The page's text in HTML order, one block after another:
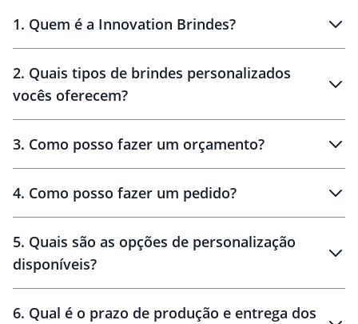
1. Quem é a Innovation Brindes?
Brindes personalizados
2. Quais tipos de brindes personalizados
vocês oferecem?
personalizados
3. Como posso fazer um orçamento?
brinde
personalização
4. Como posso fazer um pedido?
amostra virtual
5. Quais são as opções de personalização
disponíveis?
6. Qual é o prazo de produção e entrega dos